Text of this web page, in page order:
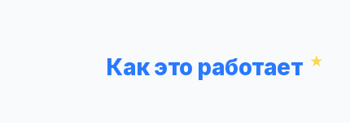
Как это работает